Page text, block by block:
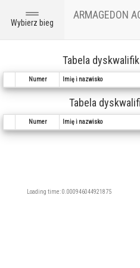
Toggle
navigation
Wybierz bieg
ARMAGEDON
Tabela
Numer Imię i nazwisko
Tabela
Numer Imię i nazwisko
Loading time: 0.000946044921875